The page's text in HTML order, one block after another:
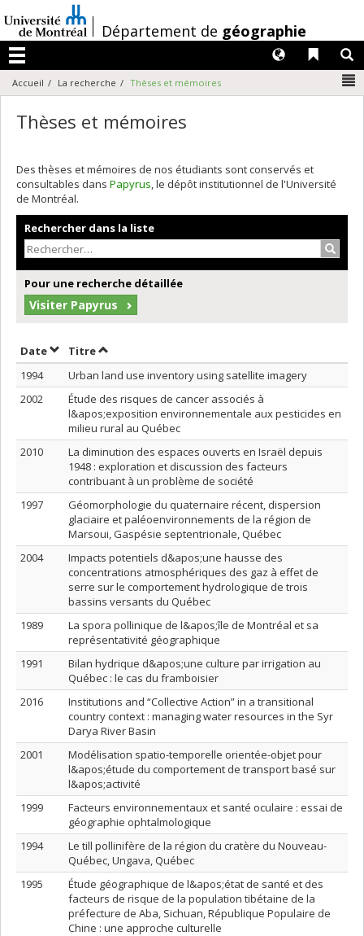
au
contenu
/Département de géographie
Menu
Liens
Langues
Accueil La recherche Thèses et mémoires
Thèses et mémoires
Des thèses et mémoires de nos étudiants sont conservés et
consultables dans Papyrus, le dépôt institutionnel de l'Université
de Montréal.
Rechercher dans la liste
Pour une recherche détaillée
Visiter Papyrus
DateTrier par date en ordre décroissant
TitreTrier par titre en ordre décroissant
1994
Urban land use inventory using satellite imagery
2002
Étude des risques de cancer associés à
l&apos;exposition environnementale aux pesticides en
milieu rural au Québec
2010
La diminution des espaces ouverts en Israël depuis
1948 : exploration et discussion des facteurs
contribuant à un problème de société
1997
Géomorphologie du quaternaire récent, dispersion
glaciaire et paléoenvironnements de la région de
Marsoui, Gaspésie septentrionale, Québec
2004
Impacts potentiels d&apos;une hausse des
concentrations atmosphériques des gaz à effet de
serre sur le comportement hydrologique de trois
bassins versants du Québec
1989
La spora pollinique de l&apos;île de Montréal et sa
représentativité géographique
1991
Bilan hydrique d&apos;une culture par irrigation au
Québec : le cas du framboisier
2016
Institutions and “Collective Action” in a transitional
country context : managing water resources in the Syr
Darya River Basin
2001
Modélisation spatio-temporelle orientée-objet pour
l&apos;étude du comportement de transport basé sur
l&apos;activité
1999
Facteurs environnementaux et santé oculaire : essai de
géographie ophtalmologique
1994
Le till pollinifère de la région du cratère du Nouveau-
Québec, Ungava, Québec
1995
Étude géographique de l&apos;état de santé et des
facteurs de risque de la population tibétaine de la
préfecture de Aba, Sichuan, République Populaire de
Chine : une approche culturelle